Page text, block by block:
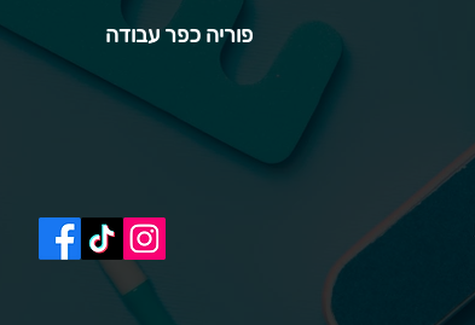
פוריה כפר עבודה